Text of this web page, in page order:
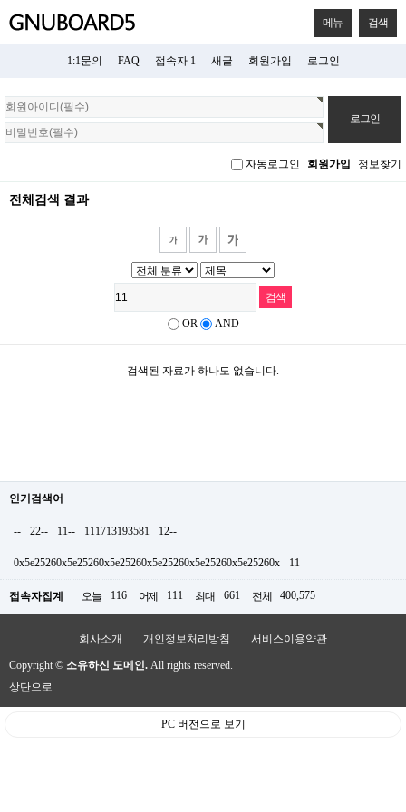
메뉴 검색
1:1문의 FAQ 접속자 1 새글 회원가입 로그인
회
원
로
자동로그인 회원가입 정보찾기
전체검색 결과
OR AND
검색된 자료가 하나도 없습니다.
인기검색어
-- 22-- 11-- 111713193581 12--
0x5e25260x5e25260x5e25260x5e25260x5e25260x5e25260x 11
접속자집계 오늘 116 어제 111 최대 661 전체 400,575
회사소개 개인정보처리방침 서비스이용약관
Copyright © 소유하신 도메인. All rights reserved.
상단으로
PC 버전으로 보기